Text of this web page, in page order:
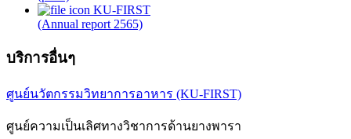
KU-FIRST
(Annual report 2565)
บริการอื่นๆ
ศูนย์นวัตกรรมวิทยาการอาหาร (KU-FIRST)
ศูนย์ความเป็นเลิศทางวิชาการด้านยางพารา